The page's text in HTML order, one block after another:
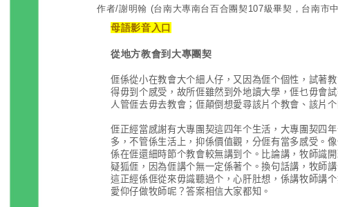
作者/謝明翰 (台南大專南台百合團契107級畢契，台南市
母語影音入口
從地方教會到大專團契
𠊎係從小在教會大个細人仔，又因為𠊎个個性，試著
得毋到个感受，故所𠊎雖然到外地讀大學，𠊎乜毋會
人管𠊎去毋去教會；𠊎顛倒想愛尋該片个教會、該片个
𠊎正經當感謝有大專團契這四年个生活，大專團契四
多，不管係生活上，抑係價值觀，分𠊎有當多感受。
係在𠊎還細時節个教會較無講到个。比論講，牧師識
疑狐𠊎，因為𠊎講个無一定係著个。換句話講，牧師講
這正經係𠊎從來毋識聽過个，心肝肚想，係講牧師講
愛仰仔做牧師呢？答案相信大家都知。